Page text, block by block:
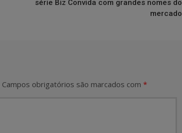
série Biz Convida com grandes nomes do
mercado
Campos obrigatórios são marcados com *